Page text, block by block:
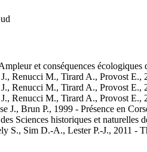
et conséquences
Renucci M., Tirard A., Provost E.,
Renucci M., Tirard A., Provost E.,
Renucci M., Tirard A., Provost E.,
J., Brun P., 1999 - Présence en
Sciences historiques et naturelles
S., Sim D.-A., Lester P.-J., 2011 -